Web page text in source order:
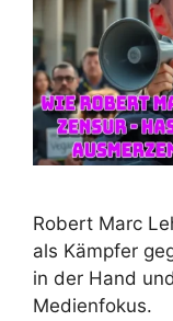
Robert Marc
als Kämpfer
in der Hand
Medienfokus.